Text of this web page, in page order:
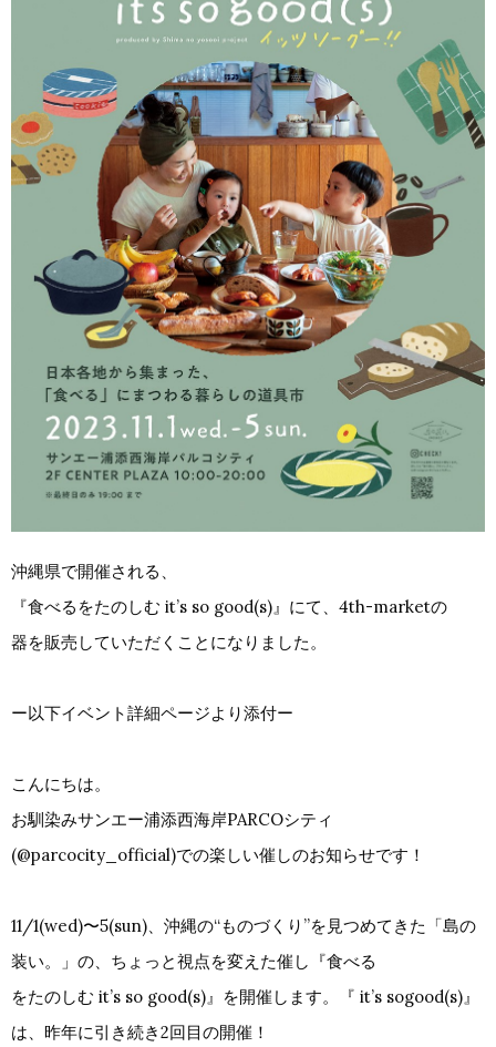
沖縄県で開催される、
『食べるをたのしむ it’s so good(s)』にて、4th-marketの
器を販売していただくことになりました。
ー以下イベント詳細ページより添付ー
こんにちは。
お馴染みサンエー浦添西海岸PARCOシティ
(@parcocity_official)での楽しい催しのお知らせです！
11/1(wed)〜5(sun)、沖縄の“ものづくり”を見つめてきた「島の
装い。」の、ちょっと視点を変えた催し『食べる
をたのしむ it’s so good(s)』を開催します。『 it’s sogood(s)』
は、昨年に引き続き2回目の開催！